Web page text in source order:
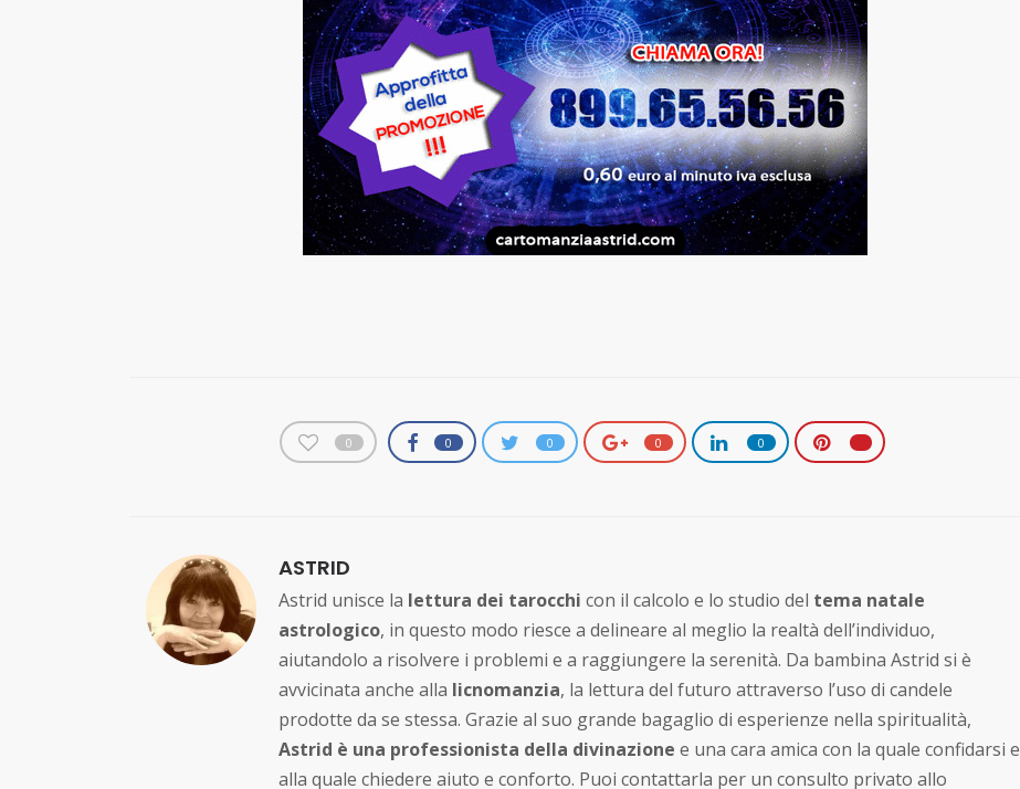
0 0 0 0 0
ASTRID
Astrid unisce la lettura dei tarocchi con il calcolo e lo studio del tema natale
astrologico, in questo modo riesce a delineare al meglio la realtà dell’individuo,
aiutandolo a risolvere i problemi e a raggiungere la serenità. Da bambina Astrid si è
avvicinata anche alla licnomanzia, la lettura del futuro attraverso l’uso di candele
prodotte da se stessa. Grazie al suo grande bagaglio di esperienze nella spiritualità,
Astrid è una professionista della divinazione e una cara amica con la quale confidarsi e
alla quale chiedere aiuto e conforto. Puoi contattarla per un consulto privato allo